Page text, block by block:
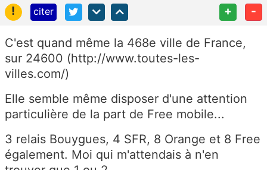
!
citer + -
C'est quand même la 468e ville de France,
sur 24600 (http://www.toutes-les-
villes.com/)
Elle semble même disposer d'une attention
particulière de la part de Free mobile...
3 relais Bouygues, 4 SFR, 8 Orange et 8 Free
également. Moi qui m'attendais à n'en